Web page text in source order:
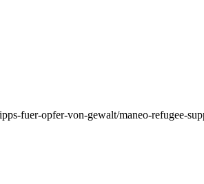
fuer-opfer-von-gewalt/maneo-refugee-